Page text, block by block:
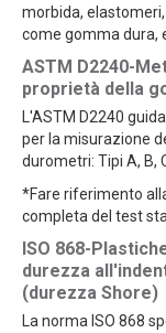
morbida,
come gomma dura,
ASTM D2240-
proprietà della
L'ASTM D2240
per la misurazione
durometri: Tipi A, B,
*Fare riferimento
completa del test
ISO 868-
durezza
(durezza Shore)
La norma ISO 868